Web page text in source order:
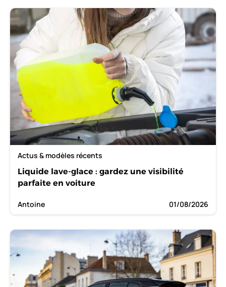
Actus & modèles récents
Liquide lave-glace : gardez une visibilité
parfaite en voiture
Antoine 01/08/2026